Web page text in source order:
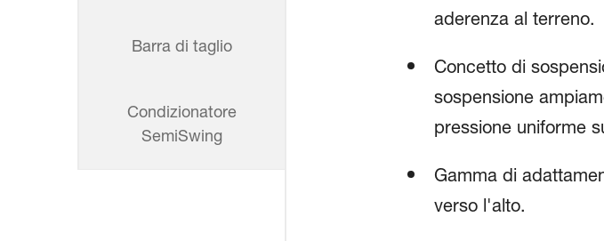
Barra di taglio
Condizionatore
SemiSwing
aderenza al terreno.
Concetto di
sospensione
pressione uniforme
Gamma di
verso l'alto.